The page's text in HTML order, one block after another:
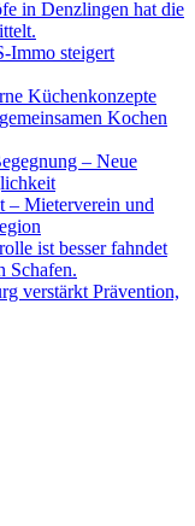
Immo steigert
– Neue
– Mieterverein und
verstärkt Prävention,